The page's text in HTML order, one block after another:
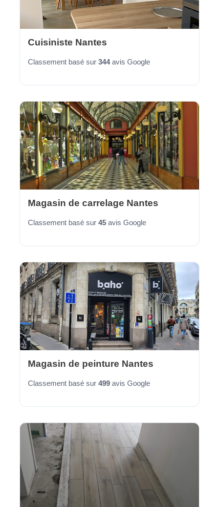
Cuisiniste Nantes
Classement basé sur 344avis Google
Magasin de carrelage Nantes
Classement basé sur 45 avis Google
Magasin de peinture Nantes
Classement basé sur 499 avis Google